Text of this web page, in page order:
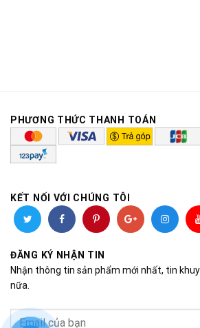
PHƯƠNG THỨC THANH TOÁN
KẾT NỐI VỚI CHÚNG TÔI
ĐĂNG KÝ NHẬN TIN
Nhận thông tin sản phẩm mới nhất, tin
nữa.